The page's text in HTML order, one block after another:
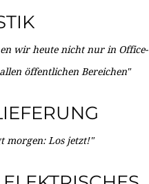
wir heute nicht nur in Office-
öffentlichen Bereichen"
morgen: Los jetzt!"